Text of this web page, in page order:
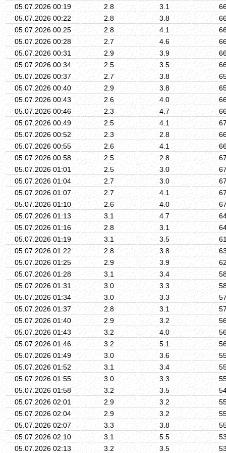
05.07.2026 00:19
2.8 3.1
05.07.2026 00:22
2.8 3.8
05.07.2026 00:25
2.8 4.1
05.07.2026 00:28
2.7 4.6
05.07.2026 00:31
2.9 3.9
05.07.2026 00:34
2.5 3.5
05.07.2026 00:37
2.7 3.8
05.07.2026 00:40
2.9 3.8
05.07.2026 00:43
2.6 4.0
05.07.2026 00:46
2.3 4.7
05.07.2026 00:49
2.5 4.1
05.07.2026 00:52
2.3 2.8
05.07.2026 00:55
2.6 4.1
05.07.2026 00:58
2.5 2.8
05.07.2026 01:01
2.5 3.0
05.07.2026 01:04
2.7 3.0
05.07.2026 01:07
2.7 4.1
05.07.2026 01:10
2.6 4.0
05.07.2026 01:13
3.1 4.7
05.07.2026 01:16
2.8 3.1
05.07.2026 01:19
3.1 3.5
05.07.2026 01:22
2.8 3.8
05.07.2026 01:25
2.9 3.9
05.07.2026 01:28
3.1 3.4
05.07.2026 01:31
3.0 3.3
05.07.2026 01:34
3.0 3.3
05.07.2026 01:37
2.8 3.1
05.07.2026 01:40
2.9 3.2
05.07.2026 01:43
3.2 4.0
05.07.2026 01:46
3.2 5.1
05.07.2026 01:49
3.0 3.6
05.07.2026 01:52
3.1 3.4
05.07.2026 01:55
3.0 3.3
05.07.2026 01:58
3.2 3.5
05.07.2026 02:01
2.9 3.2
05.07.2026 02:04
2.9 3.2
05.07.2026 02:07
3.3 3.8
05.07.2026 02:10
3.1 5.5
05.07.2026 02:13
3.2 3.5